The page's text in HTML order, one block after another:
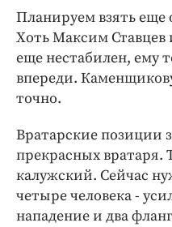
Планируем взять еще
Хоть Максим Ставцев
еще нестабилен, ему
впереди.
точно.
Вратарские позиции
прекрасных вратаря.
калужский. Сейчас
четыре человека -
нападение и два